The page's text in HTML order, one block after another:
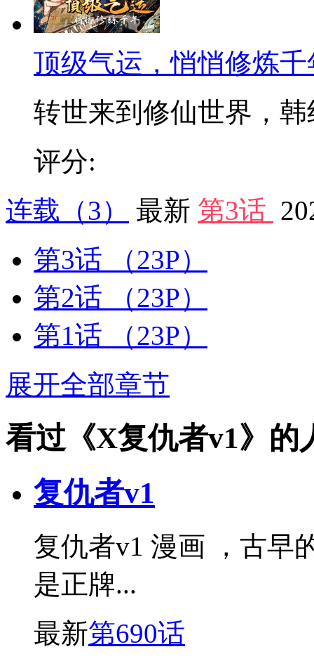
顶级气运，悄悄修炼千
转世来到修仙世界，韩
评分:
连载 （3） 最新 第3话
第3话
（23P）
第2话
（23P）
第1话
（23P）
展开全部章节
看过《X复仇者v1》的
复仇者v1
复仇者v1 漫画 ，古早
是正牌...
最新第690话